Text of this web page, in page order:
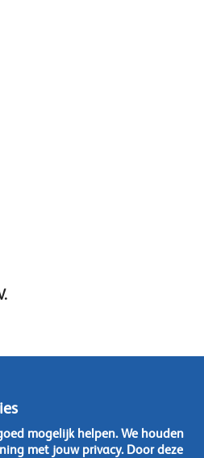
mogelijk helpen. We houden
met jouw privacy. Door deze